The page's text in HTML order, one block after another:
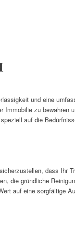
und eine
Immobilie zu bewahren
auf die
dass Ihr
die gründliche
auf eine sorgfältige